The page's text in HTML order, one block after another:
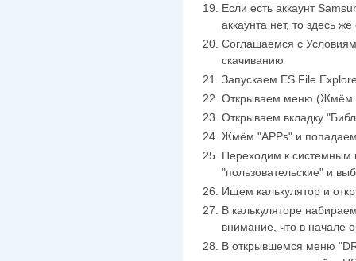
Если есть аккаунт
аккаунта нет, то здесь
Соглашаемся с
скачиванию
Запускаем ES File
Открываем меню (Жмём
Открываем вкладку
Жмём "APPs" и
Переходим к
"пользовательские" и
Ищем калькулятор и
В калькуляторе
внимание, что в начале
В открывшемся меню